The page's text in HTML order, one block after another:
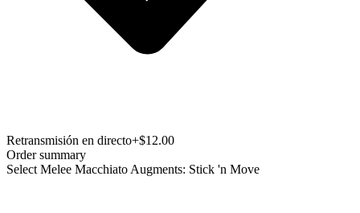
Retransmisión en directo+$12.00
Order summary
Select Melee Macchiato Augments: Stick 'n Move